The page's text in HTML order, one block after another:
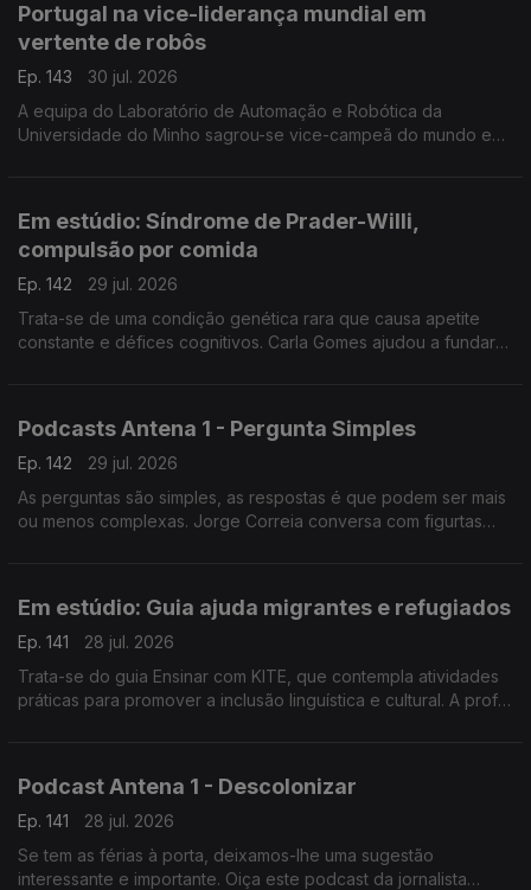
Portugal na vice-liderança mundial em
vertente de robôs
Ep. 143
30 jul. 2026
A equipa do Laboratório de Automação e Robótica da
Universidade do Minho sagrou-se vice-campeã do mundo em
Em estúdio: Síndrome de Prader-Willi,
compulsão por comida
Ep. 142
29 jul. 2026
Trata-se de uma condição genética rara que causa apetite
constante e défices cognitivos. Carla Gomes ajudou a fundar
Podcasts Antena 1 - Pergunta Simples
Ep. 142
29 jul. 2026
As perguntas são simples, as respostas é que podem ser mais
ou menos complexas. Jorge Correia conversa com figurtas
Em estúdio: Guia ajuda migrantes e refugiados
Ep. 141
28 jul. 2026
Trata-se do guia Ensinar com KITE, que contempla atividades
práticas para promover a inclusão linguística e cultural. A prof
Podcast Antena 1 - Descolonizar
Ep. 141
28 jul. 2026
Se tem as férias à porta, deixamos-lhe uma sugestão
interessante e importante. Oiça este podcast da jornalista